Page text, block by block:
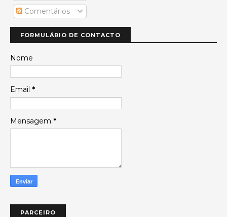
Comentários
FORMULÁRIO DE CONTACTO
Nome
Email *
Mensagem *
PARCEIRO